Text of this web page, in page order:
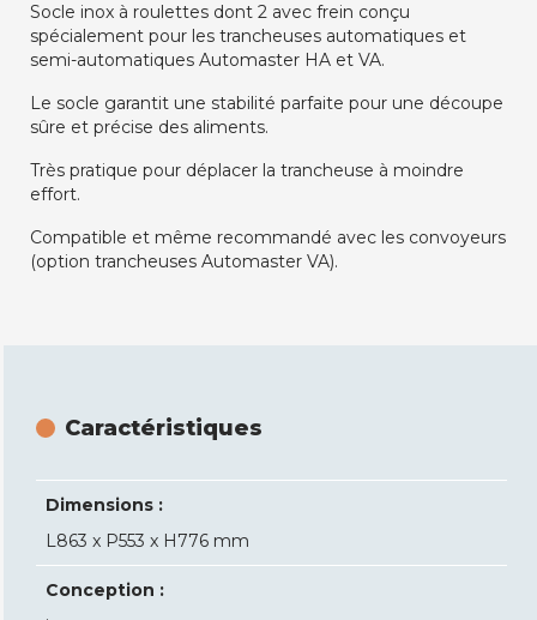
Socle inox à roulettes dont 2 avec frein conçu
spécialement pour les trancheuses automatiques et
semi-automatiques Automaster HA et VA.
Le socle garantit une stabilité parfaite pour une découpe
sûre et précise des aliments.
Très pratique pour déplacer la trancheuse à moindre
effort.
Compatible et même recommandé avec les convoyeurs
(option trancheuses Automaster VA).
Caractéristiques
Dimensions :
L863 x P553 x H776 mm
Conception :